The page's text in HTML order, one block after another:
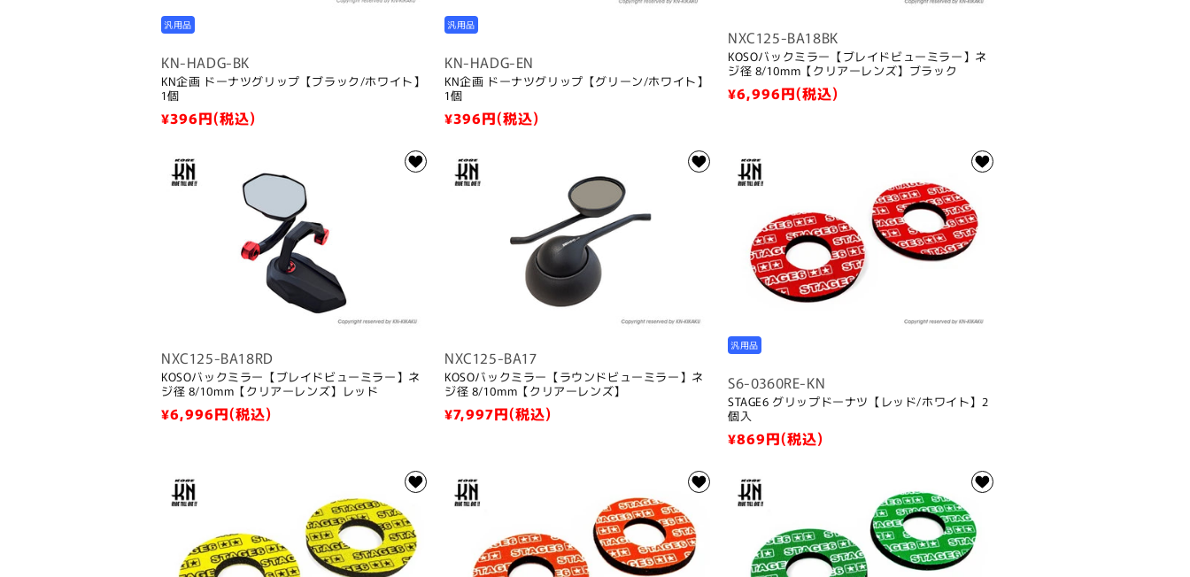
汎用品
KN-HADG-BK
KN企画 ドーナツグリップ【ブラック/ホワイト】
1個
通
価
格
¥396円(税込)
汎用品
KN-HADG-EN
KN企画 ドーナツグリップ【グリーン/ホワイト】
1個
通
価
格
¥396円(税込)
NXC125-BA18BK
KOSOバックミラー【ブレイドビューミラー】ネ
ジ径 8/10mm【クリアーレンズ】ブラック
通
格
¥6,996円(税込)
NXC125-BA18RD
KOSOバックミラー【ブレイドビューミラー】ネ
ジ径 8/10mm【クリアーレンズ】レッド
通
格
¥6,996円(税込)
NXC125-BA17
KOSOバックミラー【ラウンドビューミラー】ネ
ジ径 8/10mm【クリアーレンズ】
通
格
¥7,997円(税込)
汎用品
S6-0360RE-KN
STAGE6 グリップドーナツ【レッド/ホワイト】2
個入
通
価
格
¥869円(税込)